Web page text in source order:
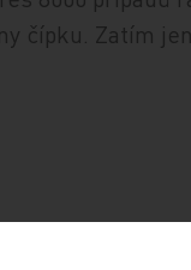
čípku. Zatím